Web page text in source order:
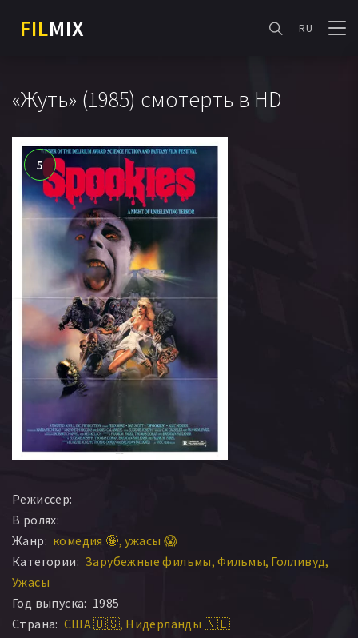
FILMIX RU
«Жуть» (1985) смотерть в HD
5
Режиссер:
В ролях:
Жанр: комедия 🤪 ужасы 😱
Категории: Зарубежные фильмы Фильмы Голливуд
Ужасы
Год выпуска: 1985
Страна: США 🇺🇸 Нидерланды 🇳🇱